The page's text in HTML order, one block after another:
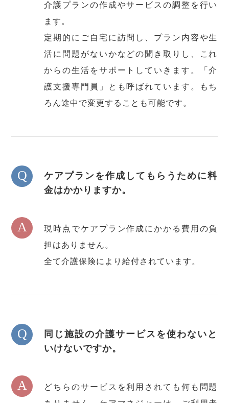
介護プランの作成やサービスの調整を行い
ます。
定期的にご自宅に訪問し、プラン内容や生
活に問題がないかなどの聞き取りし、これ
からの生活をサポートしていきます。「介
護支援専門員」とも呼ばれています。もち
ろん途中で変更することも可能です。
Q
ケアプランを作成してもらうために料
金はかかりますか。
A
現時点でケアプラン作成にかかる費用の負
担はありません。
全て介護保険により給付されています。
Q
同じ施設の介護サービスを使わないと
いけないですか。
A
どちらのサービスを利用されても何も問題